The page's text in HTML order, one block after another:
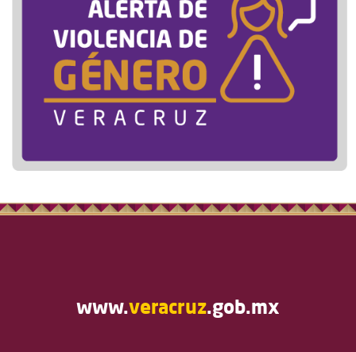
www.veracruz.gob.mx